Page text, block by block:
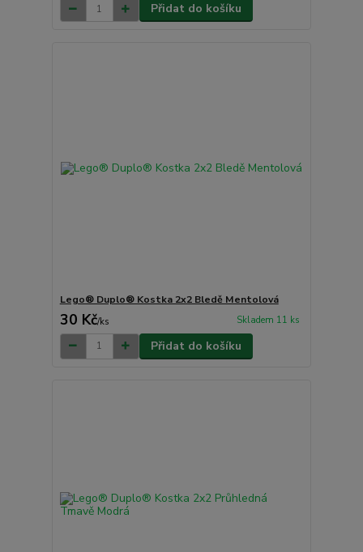
Přidat do košíku
Lego® Duplo® Kostka 2x2 Bledě Mentolová
30 Kč/ks Skladem 11 ks
Přidat do košíku